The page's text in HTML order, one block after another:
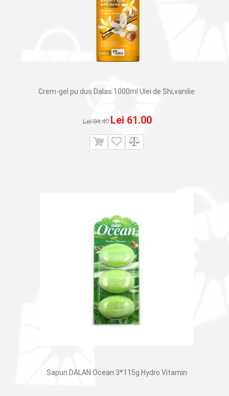
Crem-gel pu dus Dalas 1000ml Ulei de Shi,vanilie
Lei84.40 Prețul
inițial
a
Lei 61.00Prețul
Sapun DALAN Ocean 3*115g Hydro Vitamin